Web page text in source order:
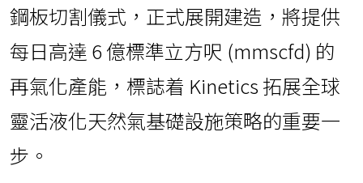
鋼板切割儀式，正式展開建造，將提供
每日高達 6 億標準立方呎 (mmscfd) 的
再氣化產能，標誌着 Kinetics 拓展全球
靈活液化天然氣基礎設施策略的重要一
步。